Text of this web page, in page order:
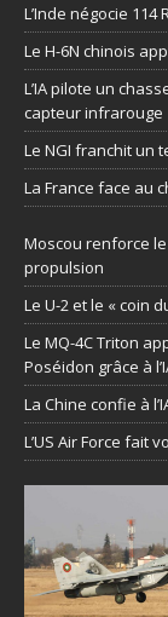
L’Inde négocie
Le H-6N chinois
L’IA pilote un
capteur infrarouge
Le NGI franchit un
La France face au
Moscou renforce
propulsion
Le U-2 et le « coin
Le MQ-4C Triton
Poséidon grâce à
La Chine confie à
L’US Air Force fait